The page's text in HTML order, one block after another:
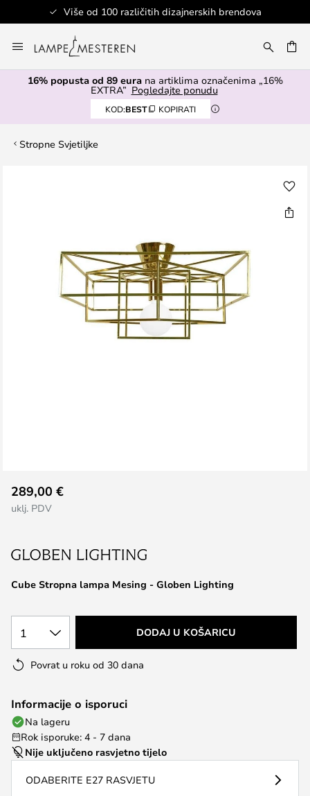
Više od 100 različitih dizajnerskih brendova
to
Content
16% popusta od 89 eurana artiklima označenima „16%
EXTRA” Pogledajte ponudu
KOD:BEST KOPIRATI
Stropne Svjetiljke
to
the
of
images
Cube Stropna lampa Mesing - Globen Lighting
289,00 €
uklj. PDV
1 DODAJ U KOŠARICU
Povrat u roku od 30 dana
Informacije o isporuci
Na lageru
Rok isporuke: 4 - 7 dana
Nije uključeno rasvjetno tijelo
ODABERITE E27 RASVJETU